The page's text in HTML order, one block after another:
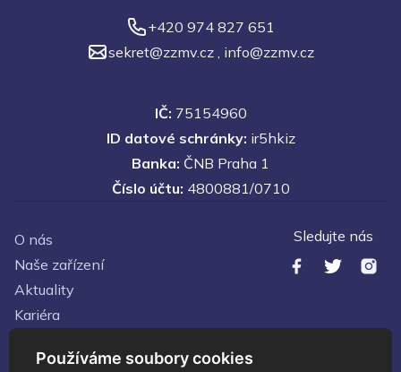
Používáme soubory cookies
+420 974 827 651
sekret@zzmv.cz , info@zzmv.cz
IČ: 75154960
ID datové schránky: ir5hkiz
Banka: ČNB Praha 1
Číslo účtu: 4800881/0710
O nás
Naše zařízení
Aktuality
Kariéra
Sledujte nás